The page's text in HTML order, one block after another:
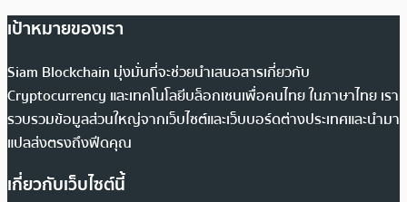
เป้าหมายของเรา
Siam Blockchain มุ่งมั่นที่จะช่วยนำเสนอสารเกี่ยวกับ
Cryptocurrency และเทคโนโลยีบล็อกเชนเพื่อคนไทย ในภาษาไทย เรา
รวบรวมข้อมูลส่วนใหญ่จากเว็บไซต์และเว็บบอร์ดต่างประเทศและนำมา
แปลส่งตรงถึงฟีดคุณ
เกี่ยวกับเว็บไซต์นี้